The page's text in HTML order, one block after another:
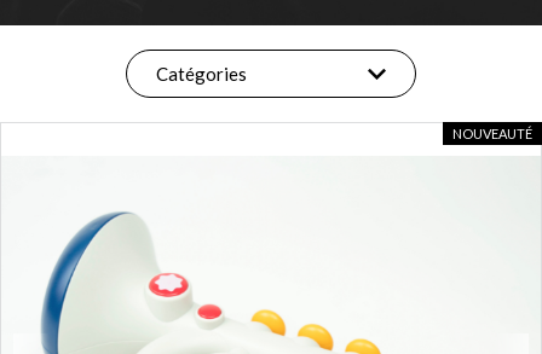
Catégories
NOUVEAUTÉ